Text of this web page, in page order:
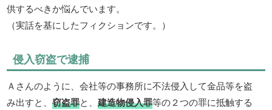
供するべきか悩んでいます。
（実話を基にしたフィクションです。）
侵入窃盗で逮捕
Ａさんのように、会社等の事務所に不法侵入して金品等を盗
み出すと、窃盗罪と、建造物侵入罪等の２つの罪に抵触する